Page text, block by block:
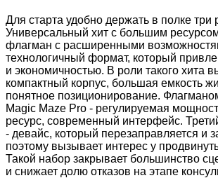
Для старта удобно держать в полке три
Универсальный хит с большим
флагман с расширенными
технологичный формат, который
и экономичностью. В роли такого хита
компактный корпус, большая емкость
понятное позиционирование.
Magic Maze Pro - регулируемая
ресурс, современный интерфейс.
- девайс, который перезаправляется и
поэтому вызывает интерес у
Такой набор закрывает большинство
и снижает долю отказов на этапе